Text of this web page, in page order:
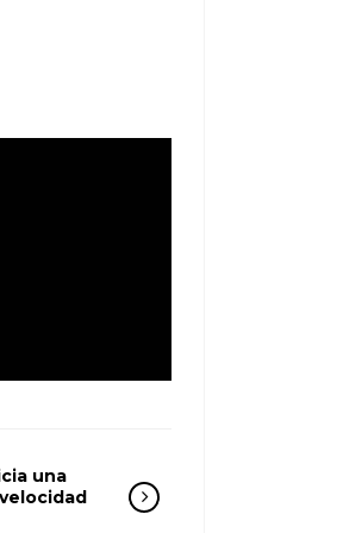
una